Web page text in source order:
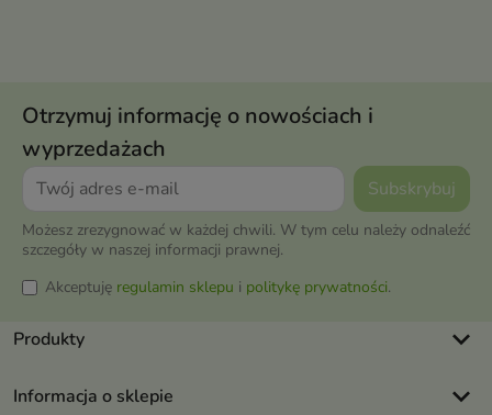
Otrzymuj informację o nowościach i
wyprzedażach
Możesz zrezygnować w każdej chwili. W tym celu należy odnaleźć
szczegóły w naszej informacji prawnej.
Akceptuję regulamin sklepu i politykę prywatności.
Produkty keyboard_arrow_down
Informacja o sklepie keyboard_arrow_down